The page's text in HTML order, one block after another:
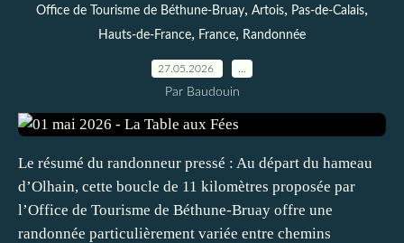
Office de Tourisme de Béthune-Bruay, Artois, Pas-de-Calais,
Hauts-de-France, France, Randonnée
27.05.2026
Par Baudouin
Le résumé du randonneur pressé : Au départ du hameau
d’Olhain, cette boucle de 11 kilomètres proposée par
l’Office de Tourisme de Béthune-Bruay offre une
randonnée particulièrement variée entre chemins